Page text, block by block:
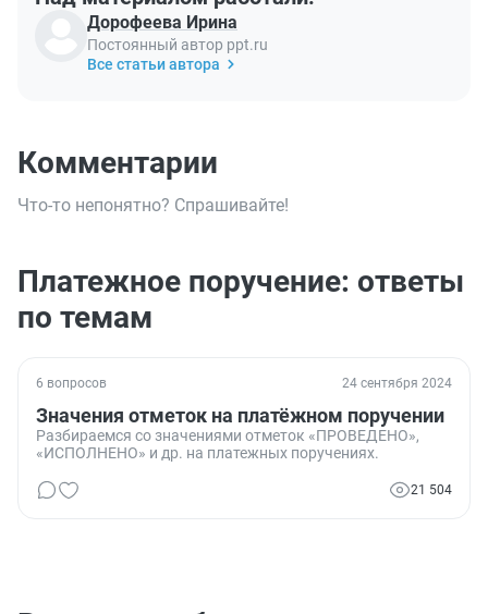
Дорофеева Ирина
Постоянный автор ppt.ru
Все статьи автора
Комментарии
Что-то непонятно? Спрашивайте!
Платежное поручение: ответы
по темам
6 вопросов 24 сентября 2024
Значения отметок на платёжном поручении
Разбираемся со значениями отметок «ПРОВЕДЕНО»,
«ИСПОЛНЕНО» и др. на платежных поручениях.
21 504